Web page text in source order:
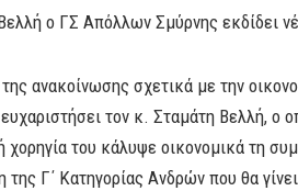
ο ΓΣ Απόλλων Σμύρνης εκδίδει
ανακοίνωσης σχετικά με την
τον κ. Σταμάτη Βελλή, ο
του κάλυψε οικονομικά τη
Γ΄ Κατηγορίας Ανδρών που θα